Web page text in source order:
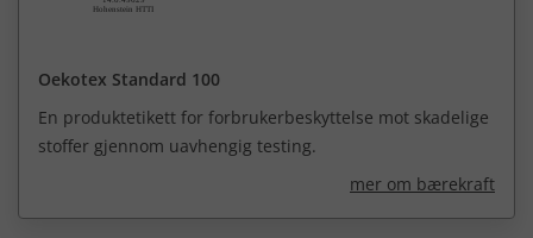
Oekotex Standard 100
En produktetikett for forbrukerbeskyttelse mot skadelige
stoffer gjennom uavhengig testing.
mer om bærekraft